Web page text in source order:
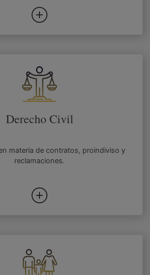
Derecho Civil
materia de contratos, proindiviso y
reclamaciones.